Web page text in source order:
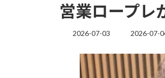
営業ロープレ
2026-07-03
Last
updated
2026-07-